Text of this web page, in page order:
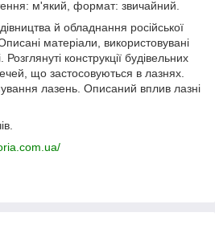
м'який, формат: звичайний.
й обладнання російської
матеріали, використовувані
Розглянуті конструкції будівельних
що застосовуються в лазнях.
лазень. Описаний вплив лазні